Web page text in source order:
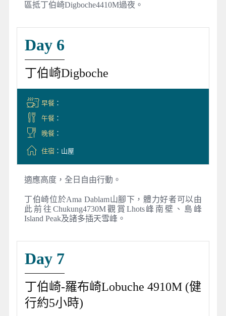
區抵丁伯崎Digboche4410M過夜。
Day 6
丁伯崎Digboche
早餐：
午餐：
晚餐：
住宿：山屋
適應高度，全日自由行動。
丁伯崎位於Ama Dablam山腳下，體力好者可以由
此前往Chukung4730M觀賞Lhots峰南壁、島峰
Island Peak及諸多插天雪峰。
Day 7
丁伯崎-羅布崎Lobuche 4910M (健
行約5小時)